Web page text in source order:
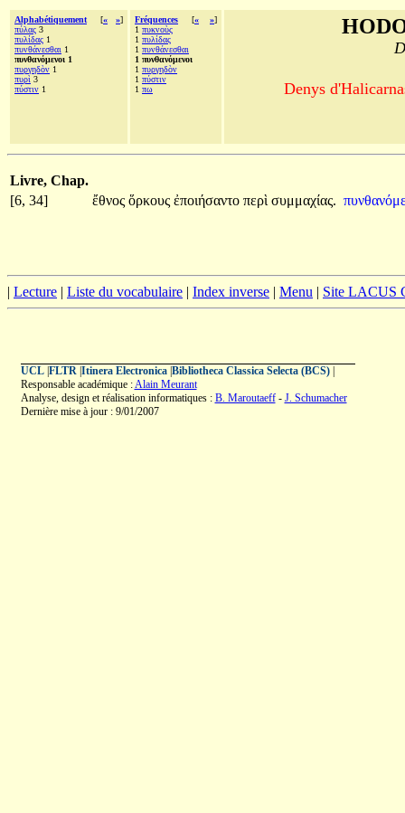
Alphabétiquement [« »]
πύλας 3
πυλίδας 1
πυνθάνεσθαι 1
πυνθανόμενοι 1
πυργηδὸν 1
πυρὶ 3
πύστιν 1
Fréquences [« »]
1 πυκνοὺς
1 πυλίδας
1 πυνθάνεσθαι
1 πυνθανόμενοι
1 πυργηδὸν
1 πύστιν
1 πω Denys
Livre, Chap.
[6, 34]
ἔθνος ὅρκους ἐποιήσαντο περὶ συμμαχίας.
| Lecture | Liste du vocabulaire | Index inverse | Menu | Site LACUS
UCL| FLTR| Itinera Electronica| Bibliotheca Classica Selecta (BCS)|
Responsable académique :Alain Meurant
Analyse, design et réalisation informatiques : B. Maroutaeff- J. Schumacher
Dernière mise à jour : 9/01/2007